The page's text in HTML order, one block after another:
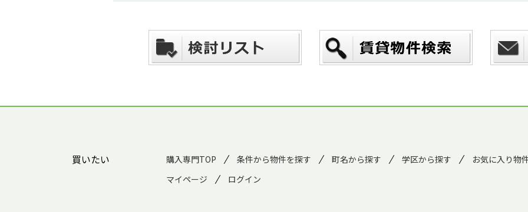
買いたい 購入専門TOP 条件から物件を探す 町名から探す 学区から探す
お気に入り物
マイページ
ログイン